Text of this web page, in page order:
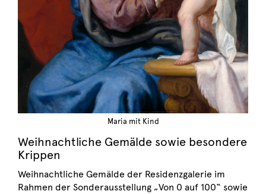
Maria mit Kind
Weihnachtliche Gemälde sowie besondere
Krippen
Weihnachtliche Gemälde der Residenzgalerie im
Rahmen der Sonderausstellung „Von 0 auf 100“ sowie